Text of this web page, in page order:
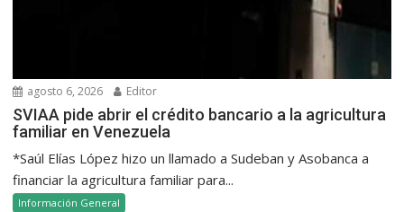
agosto 6, 2026 Editor
SVIAA pide abrir el crédito bancario a la agricultura
familiar en Venezuela
*Saúl Elías López hizo un llamado a Sudeban y Asobanca a
financiar la agricultura familiar para...
Información General